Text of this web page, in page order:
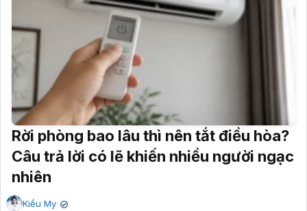
Rời phòng bao lâu thì nên tắt điều hòa?
Câu trả lời có lẽ khiến nhiều người ngạc
nhiên
Kiều My ✔